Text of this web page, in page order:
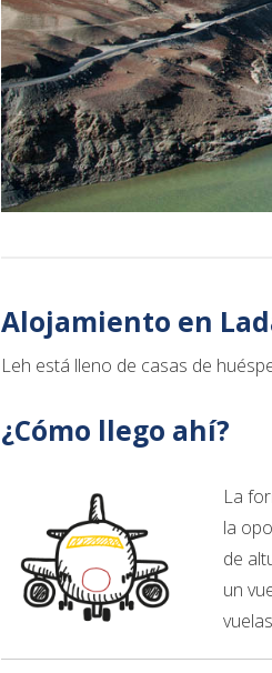
Alojamiento en
Leh está lleno de casas de
¿Cómo llego ahí?
La
la
de
un